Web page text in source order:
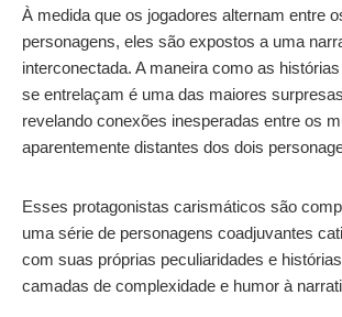
À medida que os jogadores alternam entre
personagens, eles são expostos a uma
interconectada. A maneira como as
se entrelaçam é uma das maiores
revelando conexões inesperadas entre os
aparentemente distantes dos dois
Esses protagonistas carismáticos são
uma série de personagens coadjuvantes
com suas próprias peculiaridades e
camadas de complexidade e humor à